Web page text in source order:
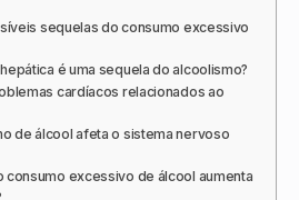
sequelas do consumo excessivo
é uma sequela do alcoolismo?
cardíacos relacionados ao
de álcool afeta o sistema nervoso
consumo excessivo de álcool aumenta